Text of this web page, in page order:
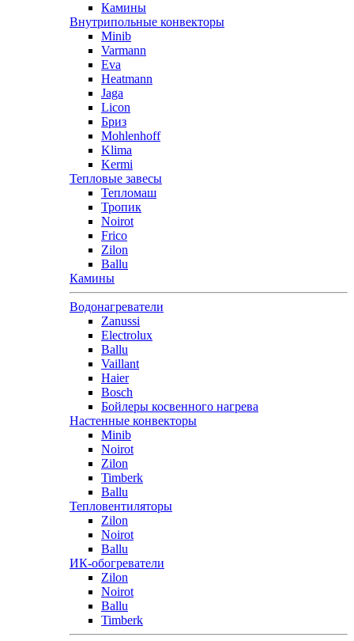
Камины
Внутрипольные конвекторы
Minib
Varmann
Eva
Heatmann
Jaga
Licon
Бриз
Mohlenhoff
Klima
Kermi
Тепловые завесы
Тепломаш
Тропик
Noirot
Frico
Zilon
Ballu
Камины
Водонагреватели
Zanussi
Electrolux
Ballu
Vaillant
Haier
Bosch
Бойлеры косвенного нагрева
Настенные конвекторы
Minib
Noirot
Zilon
Timberk
Ballu
Тепловентиляторы
Zilon
Noirot
Ballu
ИК-обогреватели
Zilon
Noirot
Ballu
Timberk